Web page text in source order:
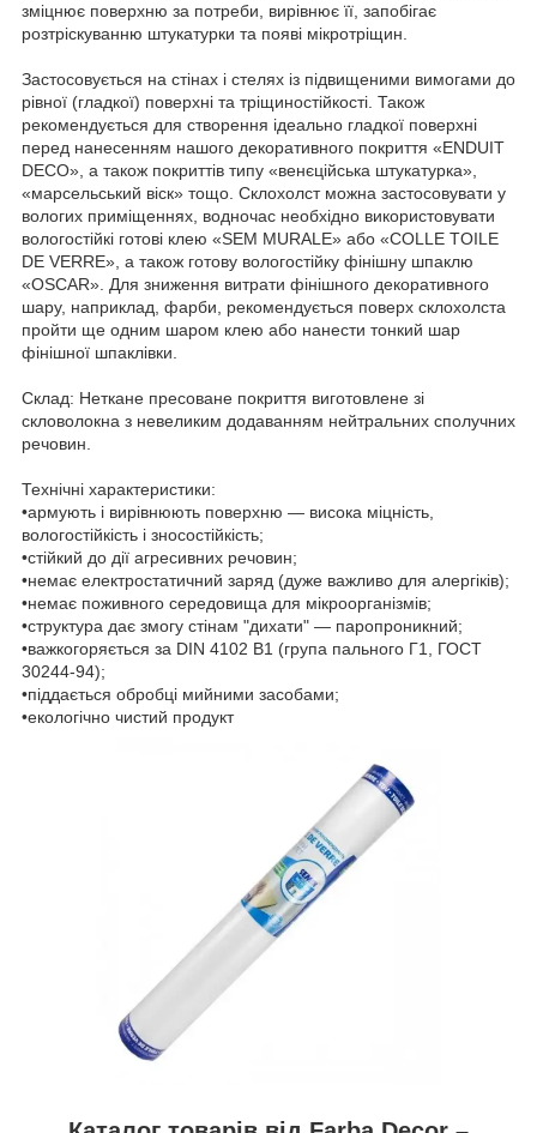
зміцнює поверхню за потреби, вирівнює її, запобігає
розтріскуванню штукатурки та появі мікротріщин.
Застосовується на стінах і стелях із підвищеними вимогами до
рівної (гладкої) поверхні та тріщиностійкості. Також
рекомендується для створення ідеально гладкої поверхні
перед нанесенням нашого декоративного покриття «ENDUIT
DECO», а також покриттів типу «венєційська штукатурка»,
«марсельський віск» тощо. Склохолст можна застосовувати у
вологих приміщеннях, водночас необхідно використовувати
вологостійкі готові клею «SEM MURALE» або «COLLE TOILE
DE VERRE», а також готову вологостійку фінішну шпаклю
«OSCAR». Для зниження витрати фінішного декоративного
шару, наприклад, фарби, рекомендується поверх склохолста
пройти ще одним шаром клею або нанести тонкий шар
фінішної шпаклівки.
Склад: Неткане пресоване покриття виготовлене зі
скловолокна з невеликим додаванням нейтральних сполучних
речовин.
Технічні характеристики:
•армують і вирівнюють поверхню — висока міцність,
вологостійкість і зносостійкість;
•стійкий до дії агресивних речовин;
•немає електростатичний заряд (дуже важливо для алергіків);
•немає поживного середовища для мікроорганізмів;
•структура дає змогу стінам "дихати" — паропроникний;
•важкогоряється за DIN 4102 B1 (група пального Г1, ГОСТ
30244-94);
•піддається обробці мийними засобами;
•екологічно чистий продукт